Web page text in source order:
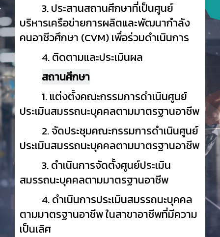
3. ประสานสถานศึกษาที่เป็นศูนย์
บริหารเครือข่ายการผลิตและพัฒนากำลัง
คนอาชีวศึกษา (CVM) เพื่อร่วมดำเนินการ
4. ติดตามและประเมินผล
สถานศึกษา
1. แต่งตั้งคณะกรรมการดำเนินศูนย์
ประเมินสมรรถนะบุคคลตามมาตรฐานอาชีพ
2. จัดประชุมคณะกรรมการดำเนินศูนย์
ประเมินสมรรถนะบุคคลตามมาตรฐานอาชีพ
3. ดำเนินการจัดตั้งศูนย์ประเมิน
สมรรถนะบุคคลตามมาตรฐานอาชีพ
4. ดำเนินการประเมินสมรรถนะบุคคล
ตามมาตรฐานอาชีพ ในสาขาอาชีพที่มีความ
เป็นเลิศ